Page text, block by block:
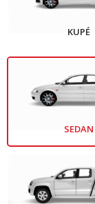
KUPÉ
SEDAN